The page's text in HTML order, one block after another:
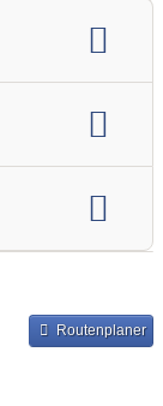
Routenplaner